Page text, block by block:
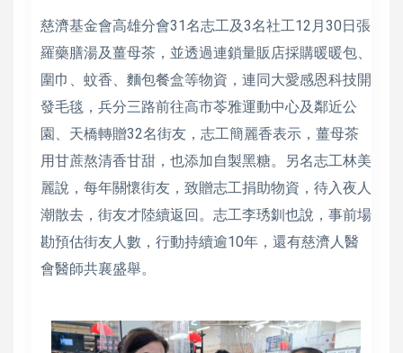
慈濟基金會高雄分會31名志工及3名社工12月30日張
羅藥膳湯及薑母茶，並透過連鎖量販店採購暖暖包、
圍巾、蚊香、麵包餐盒等物資，連同大愛感恩科技開
發毛毯，兵分三路前往高市苓雅運動中心及鄰近公
園、天橋轉贈32名街友，志工簡麗香表示，薑母茶
用甘蔗熬清香甘甜，也添加自製黑糖。另名志工林美
麗說，每年關懷街友，致贈志工捐助物資，待入夜人
潮散去，街友才陸續返回。志工李琇釧也說，事前場
勘預估街友人數，行動持續逾10年，還有慈濟人醫
會醫師共襄盛舉。